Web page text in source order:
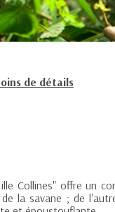
de détails
Collines" offre un
la savane ; de